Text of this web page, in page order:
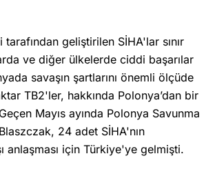
geliştirilen SİHA'lar sınır
ve diğer ülkelerde ciddi başarılar
savaşın şartlarını önemli ölçüde
TB2'ler, hakkında Polonya’dan bir
Mayıs ayında Polonya Savunma
24 adet SİHA'nın
anlaşması için Türkiye'ye gelmişti.